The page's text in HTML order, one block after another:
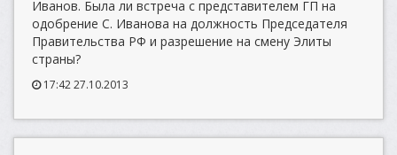
Иванов. Была ли встреча с представителем ГП на
одобрение С. Иванова на должность Председателя
Правительства РФ и разрешение на смену Элиты
страны?
17:42 27.10.2013